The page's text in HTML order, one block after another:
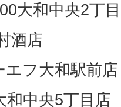
大和中央2丁
酒店
エフ大和駅前店
中央5丁目店